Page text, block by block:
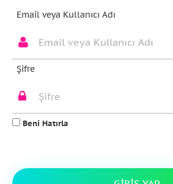
Email veya Kullanıcı Adı
Şifre
Beni Hatırla